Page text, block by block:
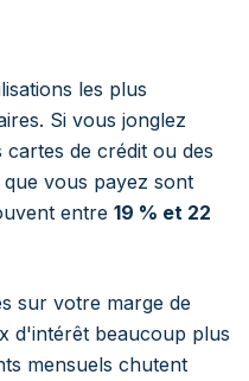
les plus
Si vous jonglez
de crédit ou des
vous payez sont
entre 19 % et 22
sur votre marge de
d'intérêt beaucoup plus
mensuels chutent